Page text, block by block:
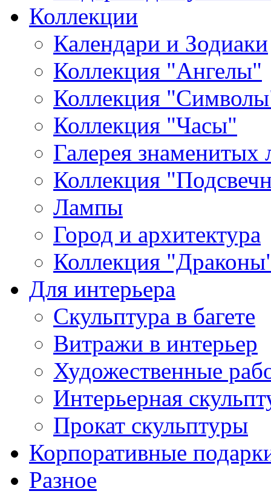
Коллекции
Календари и Зодиаки
Коллекция "Ангелы"
Коллекция
Коллекция "Часы"
Галерея знаменитых
Коллекция
Лампы
Город и архитектура
Коллекция
Для интерьера
Скульптура в багете
Витражи в интерьер
Художественные
Интерьерная
Прокат скульптуры
Корпоративные
Разное